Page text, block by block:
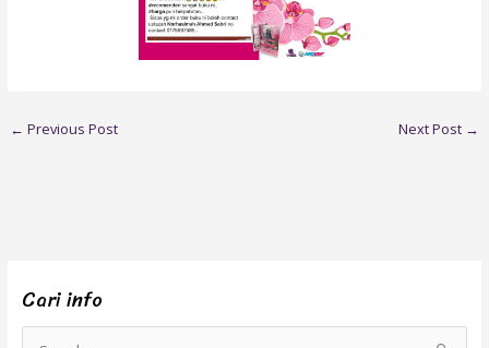
Cari info
← Previous Post Next Post →